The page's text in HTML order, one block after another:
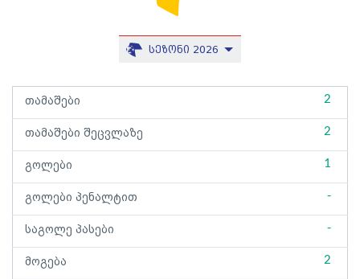
სეზონი 2026
თამაშები 2
თამაშები შეცვლაზე 2
გოლები 1
გოლები პენალტით -
საგოლე პასები -
მოგება 2